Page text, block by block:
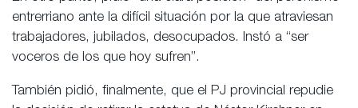
entrerriano ante la difícil situación por la que atraviesan
trabajadores, jubilados, desocupados. Instó a “ser
voceros de los que hoy sufren”.
También pidió, finalmente, que el PJ provincial repudie